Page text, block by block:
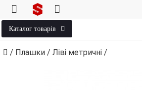
Каталог товарів
/ Плашки / Ліві метричні /